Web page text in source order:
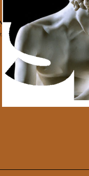
Soares dos Reis
gerações.